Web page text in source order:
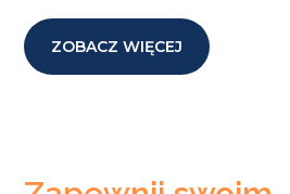
ZOBACZ WIĘCEJ